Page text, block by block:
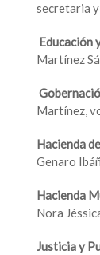
secretaria
Educación
Martínez
Martínez,
Hacienda
Genaro
Hacienda
Nora
Justicia y